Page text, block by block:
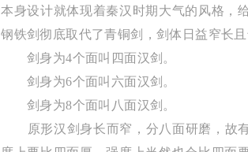
本身设计就体现着秦汉时期大气的风格，
钢铁剑彻底取代了青铜剑，剑体日益窄长
剑身为4个面叫四面汉剑。
剑身为6个面叫六面汉剑。
剑身为8个面叫八面汉剑。
原形汉剑身长而窄，分八面研磨，故有